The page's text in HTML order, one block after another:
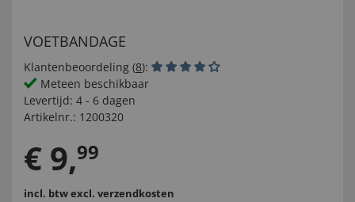
VOETBANDAGE
Klantenbeoordeling (8):
Meteen beschikbaar
Levertijd: 4 - 6 dagen
Artikelnr.: 1200320
€ 9,99
incl. btwexcl. verzendkosten